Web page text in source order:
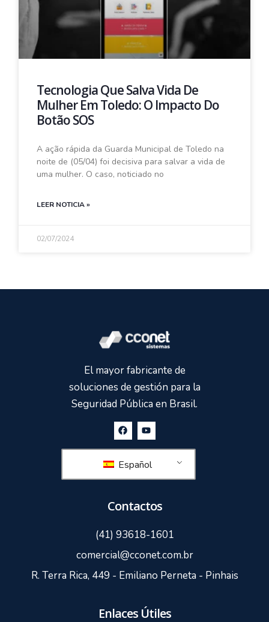
Tecnologia Que Salva Vida De
Mulher Em Toledo: O Impacto Do
Botão SOS
A ação rápida da Guarda Municipal de Toledo na
noite de (05/04) foi decisiva para salvar a vida de
uma mulher. O caso, noticiado no
LEER NOTICIA »
02/07/2024
El mayor fabricante de
soluciones de gestión para la
Seguridad Pública en Brasil.
Español
Contactos
(41) 93618-1601
comercial@cconet.com.br
R. Terra Rica, 449 - Emiliano Perneta - Pinhais
Enlaces Útiles